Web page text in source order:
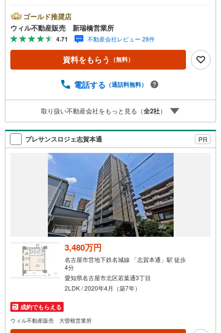
【近鉄不動産旧分譲ローレルコートシリーズ】南向きのワ
イドバルコニーで採光良好です。横長リビングは開放感が
あります。アウトポール設計で家具の配置がしやすいプラ
ンペット飼育可能（細則あり）、オートロック、宅配ボッ
クスありリフォーム済み物件のためすぐに生活を始められ
ます。旭出小学校徒歩4分のためお子様の通学も安心です。
境です。【弊社について】定休日なしのウィルなら即日対
す！まずはお気軽にお問合せください！
ゴールド推奨店
ウィル不動産販売 新瑞橋営業所
4.71 不動産会社レビュー 28件
資料をもらう （無料）
電話する （通話料無料）
取り扱い不動産会社をもっと見る（全2社）
プレサンスロジェ志賀本通 PR
3,480万円
名古屋市営地下鉄名城線 「志賀本通」駅 徒歩
4分
愛知県名古屋市北区若葉通3丁目
2LDK / 2020年4月（築7年）
成約でもらえる
ウィル不動産販売 大曽根営業所